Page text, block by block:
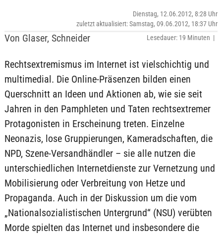
Von Glaser, Schneider
Dienstag, 12.06.2012, 8:28 Uhr
zuletzt aktualisiert: Samstag, 09.06.2012, 18:37 Uhr
Lesedauer: 19 Minuten |
Rechtsextremismus im Internet ist vielschichtig und
multimedial. Die Online-Präsenzen bilden einen
Querschnitt an Ideen und Aktionen ab, wie sie seit
Jahren in den Pamphleten und Taten rechtsextremer
Protagonisten in Erscheinung treten. Einzelne
Neonazis, lose Gruppierungen, Kameradschaften, die
NPD, Szene-Versandhändler – sie alle nutzen die
unterschiedlichen Internetdienste zur Vernetzung und
Mobilisierung oder Verbreitung von Hetze und
Propaganda. Auch in der Diskussion um die vom
„Nationalsozialistischen Untergrund“ (NSU) verübten
Morde spielten das Internet und insbesondere die